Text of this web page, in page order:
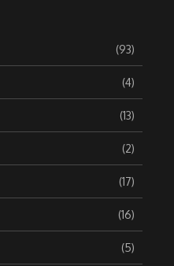
(93)
(4)
(13)
(2)
(17)
(16)
(5)